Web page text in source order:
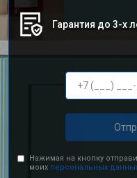
Гарантия до 3-х
Нажимая на кнопку
моих персональных